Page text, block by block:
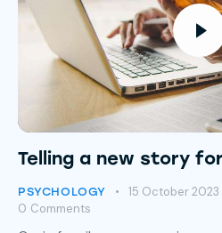
Telling a new story
PSYCHOLOGY 15 October 2023
0 Comments